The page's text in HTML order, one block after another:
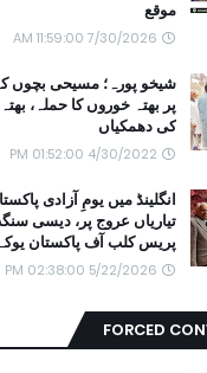
موقع
7/30/2026 11:59:00 AM
شیخو پورہ؛ مسیحی بچوں
پر بھتہ خوروں کا حملہ،
کی دھمکیاں
4/30/2022 01:52:00 PM
تیاریاں عروج پر، دیسی
پریس کلب آف پاکستان
5/22/2026 02:38:00 PM
FORCED